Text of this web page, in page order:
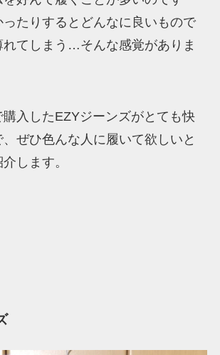
たりするとどんなに良いもので
れてしまう…そんな感覚がありま
入したEZYジーンズがとても快
ぜひ色んな人に履いて欲しいと
します。